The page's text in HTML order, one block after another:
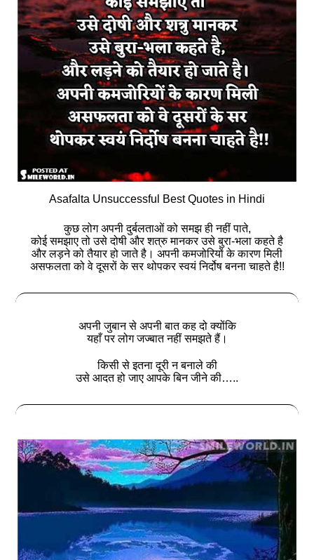
Asafalta Unsuccessful Best Quotes in Hindi
कुछ लोग अपनी दुर्बलताओं को समझ ही नहीं पाते,
कोई समझाए तो उसे दोषी और शत्रु मानकर उसे बुरा-भला कहते है
और लड़ने को तैयार हो जाते है। अपनी कमजोरियों के कारण मिली
असफलता को वे दूसरों के सर थोपकर स्वयं निर्दोष बनना चाहते है!!
अपनी जुबान से अपनी बात कह दो क्योंकि
यहाँ पर लोग जज्बात नहीं समझते हैं।
किसी से इतना दूरी न बनाले की
उसे आदत हो जाए आपके बिन जीने की…..